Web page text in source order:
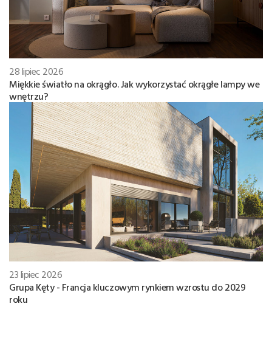
28 lipiec 2026
Miękkie światło na okrągło. Jak wykorzystać okrągłe lampy we
wnętrzu?
23 lipiec 2026
Grupa Kęty - Francja kluczowym rynkiem wzrostu do 2029
roku